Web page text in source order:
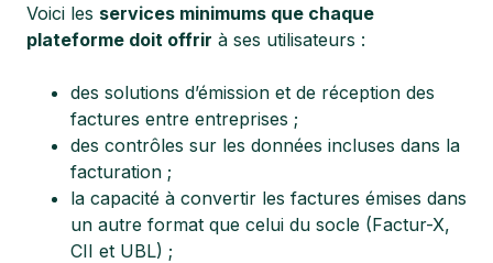
Voici les services minimums que chaque
plateforme doit offrir à ses utilisateurs :
des solutions d’émission et de réception des
factures entre entreprises ;
des contrôles sur les données incluses dans la
facturation ;
la capacité à convertir les factures émises dans
un autre format que celui du socle (Factur-X,
CII et UBL) ;